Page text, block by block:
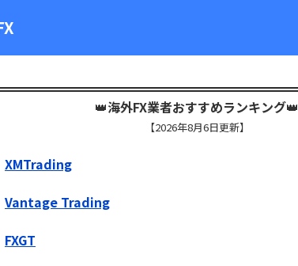
👑海外FX業者おすすめランキング👑
【2026年8月6日更新】
XMTrading
Vantage Trading
FXGT